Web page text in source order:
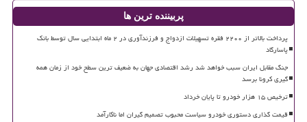
پربیننده ترین ها
پرداخت بالاتر از ۲۲۰۰ فقره تسهیلات ازدواج و فرزندآوری در ۲ ماه ابتدایی سال توسط بانک
پاسارگاد
جنگ مقابل ایران سبب خواهد شد رشد اقتصادی جهان به ضعیف ترین سطح خود از زمان همه
گیری کرونا برسد
ترخیص ۱۵ هزار خودرو تا پایان خرداد
قیمت گذاری دستوری خودرو سیاست محبوب تصمیم گیران اما ناکارآمد